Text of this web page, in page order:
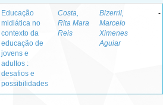
Educação
midiática no
contexto da
educação de
jovens e
adultos :
desafios e
possibilidades
Costa,
Rita Mara
Reis
Bizerril,
Marcelo
Ximenes
Aguiar
-